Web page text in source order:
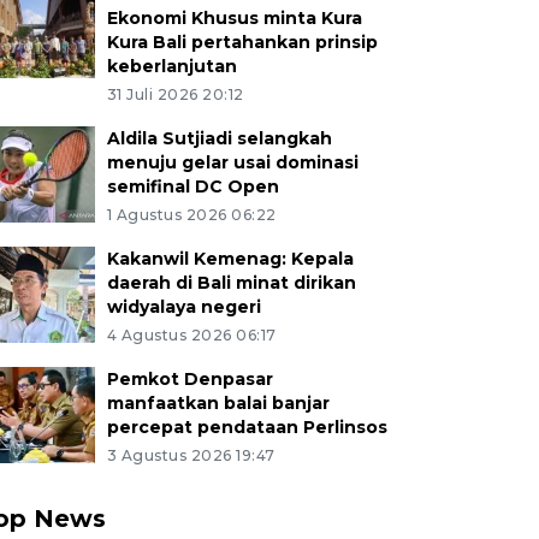
Ekonomi Khusus minta Kura
Kura Bali pertahankan prinsip
keberlanjutan
31 Juli 2026 20:12
Aldila Sutjiadi selangkah
menuju gelar usai dominasi
semifinal DC Open
1 Agustus 2026 06:22
Kakanwil Kemenag: Kepala
daerah di Bali minat dirikan
widyalaya negeri
4 Agustus 2026 06:17
Pemkot Denpasar
manfaatkan balai banjar
percepat pendataan Perlinsos
3 Agustus 2026 19:47
News